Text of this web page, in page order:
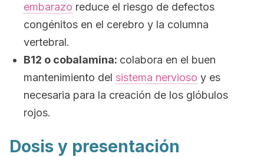
embarazo reduce el riesgo de defectos
congénitos en el cerebro y la columna
vertebral.
B12 o cobalamina: colabora en el buen
mantenimiento del sistema nervioso y es
necesaria para la creación de los glóbulos
rojos.
Dosis y presentación